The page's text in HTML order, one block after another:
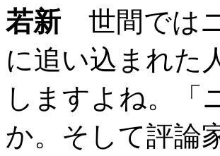
若新 世間では
に追い込まれた
しますよね。「
か。そして評論